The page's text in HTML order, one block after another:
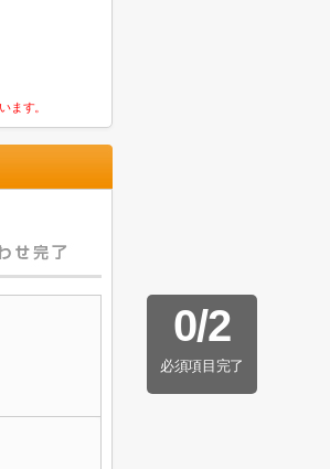
ます。
0/2
必須項目完了